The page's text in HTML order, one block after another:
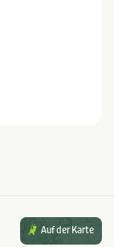
Auf der Karte